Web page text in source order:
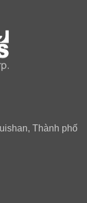
Thành phố